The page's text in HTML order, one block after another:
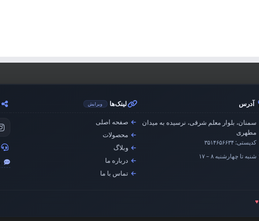
آدرس
سمنان، بلوار معلم شرقی، نرسیده به میدان
مطهری
کدپستی:۳۵۱۴۶۵۶۶۳۴
شنبه تا چهارشنبه ۸ – ۱۷
لینک‌ها ویرایش
صفحه اصلی
محصولات
وبلاگ
درباره ما
تماس با ما
♥